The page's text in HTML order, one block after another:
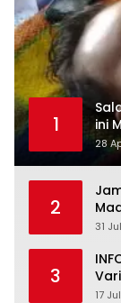
1
ini
28
2
31
3
17